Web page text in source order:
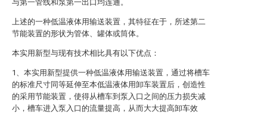
与第一管线和泵第一出口均连通。
上述的一种低温液体用输送装置，其特征在于，所述第二
节能装置的形状为管体、罐体或筒体。
本实用新型与现有技术相比具有以下优点：
1、本实用新型提供一种低温液体用输送装置，通过将槽车
的标准尺寸同等延伸至本低温液体用卸车装置后，创造性
的采用节能装置，使得从槽车到泵入口之间的压力损失减
小，槽车进入泵入口的流量提高，从而大大提高卸车效